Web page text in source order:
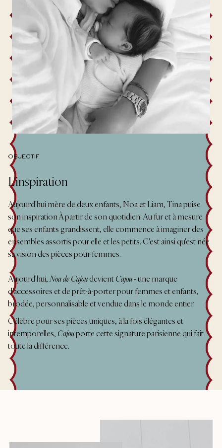
OBJECTIF
L'inspiration
Aujourd'hui mère de deux enfants, Noa et Liam, Tina puise
son inspiration À partir de son quotidien. Au fur et à mesure
que ses enfants grandissent, elle commence à imaginer des
ensembles assortis pour elle et les petits. C'est ainsi qu'est née
sa vision des pièces pour femmes.
Aujourd'hui, Noa de Cajoudevient Cajou- une marque
d'accessoires et de prêt-à-porter pour femmes et enfants,
brodée, personnalisable et vendue dans le monde entier.
Célèbre pour ses pièces uniques, à la fois élégantes et
intemporelles, Cajouporte cette signature parisienne qui fait
toute la différence.